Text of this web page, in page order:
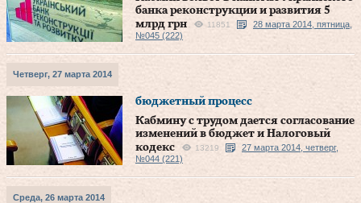
банка реконструкции и развития 5
млрд грн
11851
28 марта 2014, пятница,
№045 (222)
Четверг, 27 марта 2014
бюджетный процесс
Кабмину с трудом дается согласование
изменений в бюджет и Налоговый
кодекс
13219
27 марта 2014, четверг,
№044 (221)
Среда, 26 марта 2014